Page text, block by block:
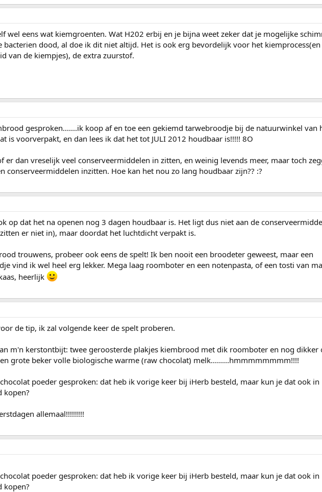
wel eens wat kiemgroenten. Wat H202 erbij en je bijna weet zeker dat je mogelijke
bacterien dood, al doe ik dit niet altijd. Het is ook erg bevordelijk voor het kiemprocess(en
van de kiempjes), de extra zuurstof.
gesproken.......ik koop af en toe een gekiemd tarwebroodje bij de natuurwinkel van
is voorverpakt, en dan lees ik dat het tot JULI 2012 houdbaar is!!!!! 8O
er dan vreselijk veel conserveermiddelen in zitten, en weinig levends meer, maar toch
conserveermiddelen inzitten. Hoe kan het nou zo lang houdbaar zijn?? :?
op dat het na openen nog 3 dagen houdbaar is. Het ligt dus niet aan de
er niet in), maar doordat het luchtdicht verpakt is.
trouwens, probeer ook eens de spelt! Ik ben nooit een broodeter geweest, maar een
vind ik wel heel erg lekker. Mega laag roomboter en een notenpasta, of een tosti van
heerlijk
de tip, ik zal volgende keer de spelt proberen.
m'n kerstontbijt: twee geroosterde plakjes kiembrood met dik roomboter en nog dikker
grote beker volle biologische warme (raw chocolat) melk.........hmmmmmmmm!!!!
poeder gesproken: dat heb ik vorige keer bij iHerb besteld, maar kun je dat ook in
kopen?
allemaal!!!!!!!!!
poeder gesproken: dat heb ik vorige keer bij iHerb besteld, maar kun je dat ook in
kopen?